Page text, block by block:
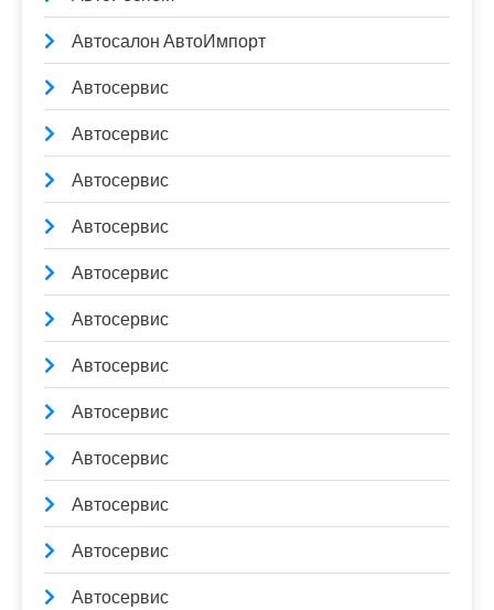
Автосалон АвтоИмпорт
Автосервис
Автосервис
Автосервис
Автосервис
Автосервис
Автосервис
Автосервис
Автосервис
Автосервис
Автосервис
Автосервис
Автосервис